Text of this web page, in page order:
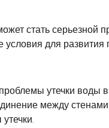
стать серьезной
условия для
утечки воды
между